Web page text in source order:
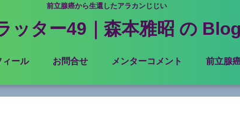
前立腺癌から生還したアラカンじじい
ッター49｜森本雅昭 の Blog
ィール お問合せ メンターコメント 前立腺